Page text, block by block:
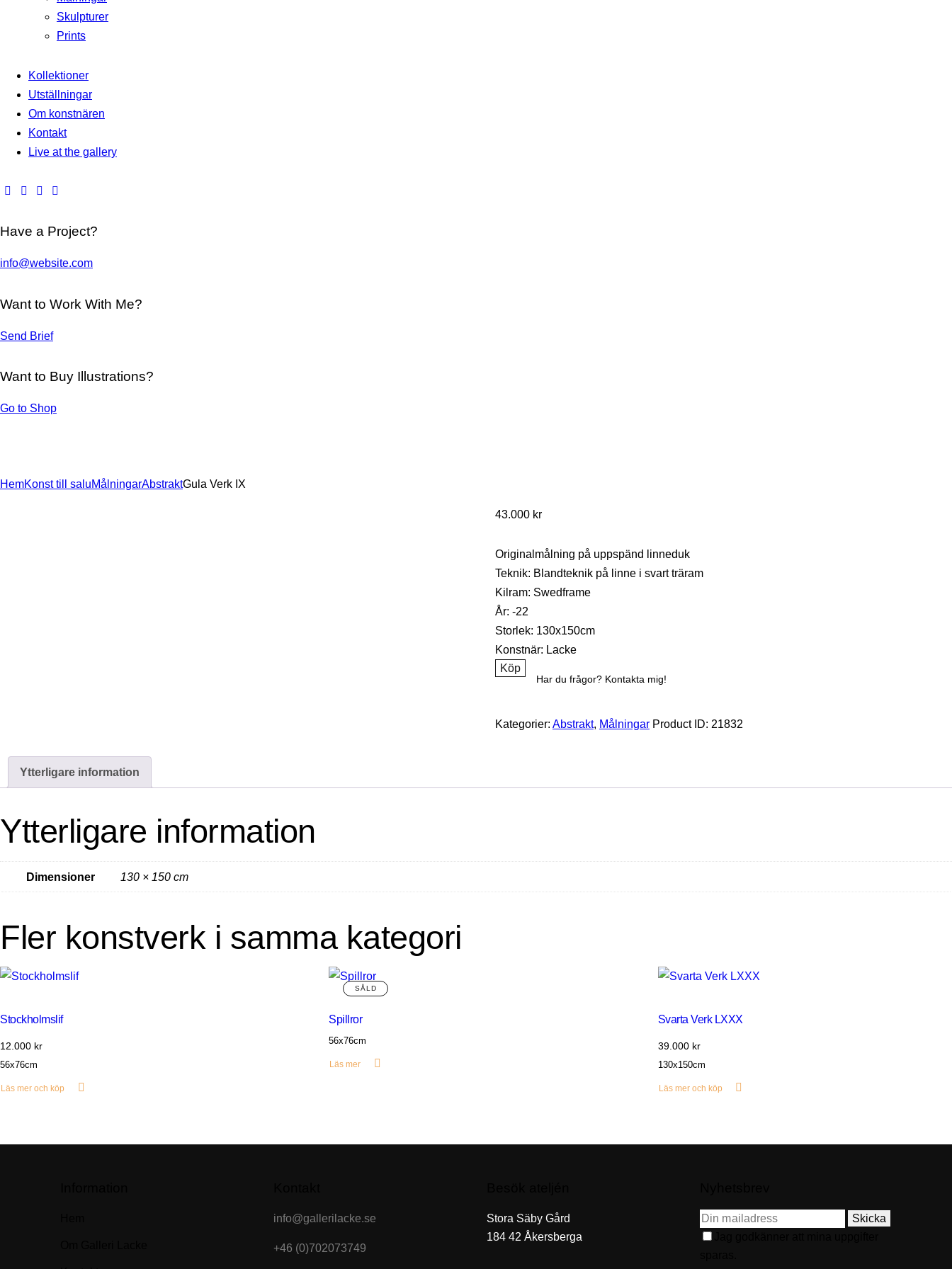
Skulpturer
Prints
Kollektioner
Utställningar
Om konstnären
Kontakt
Live at the gallery
Have a Project?
info@website.com
Want to Work With Me?
Send Brief
Want to Buy Illustrations?
Go to Shop
HemKonst till saluMålningarAbstraktGula Verk IX
43.000 kr
Originalmålning på uppspänd linneduk
Teknik: Blandteknik på linne i svart träram
Kilram: Swedframe
År: -22
Storlek: 130x150cm
Konstnär: Lacke
Köp
Har du frågor? Kontakta mig!
Kategorier: Abstrakt, Målningar Product ID: 21832
Ytterligare information
Ytterligare information
Dimensioner 130 × 150 cm
Fler konstverk i samma kategori
Stockholmslif
12.000 kr
56x76cm
Läs mer och köp
Spillror
56x76cm
Läs mer
Svarta Verk LXXX
39.000 kr
130x150cm
Läs mer och köp
info@gallerilacke.se
+46 (0)702073749
Stora Säby Gård
184 42 Åkersberga
Skicka